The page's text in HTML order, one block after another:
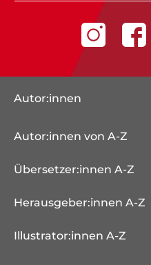
Autor:innen
Autor:innen von A-Z
Übersetzer:innen A-Z
Herausgeber:innen A-Z
Illustrator:innen A-Z